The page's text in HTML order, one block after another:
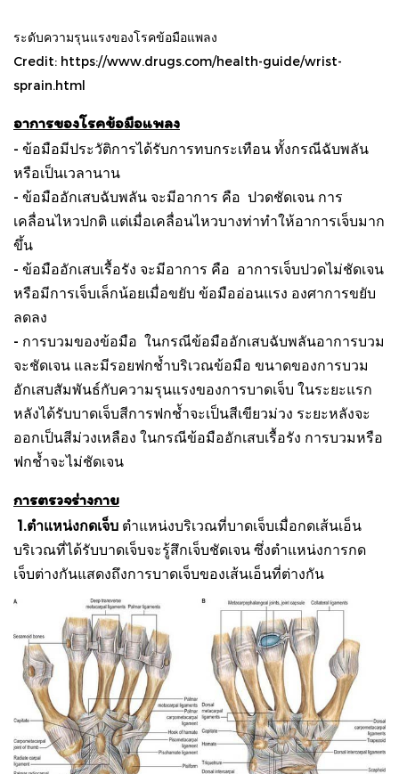
ระดับความรุนแรงของโรคข้อมือแพลง
Credit: https://www.drugs.com/health-guide/wrist-
sprain.html
อาการของโรคข้อมือแพลง
- ข้อมือมีประวัติการได้รับการทบกระเทือน ทั้งกรณีฉับพลัน
หรือเป็นเวลานาน
- ข้อมืออักเสบฉับพลัน จะมีอาการ คือ ปวดชัดเจน การ
เคลื่อนไหวปกติ แต่เมื่อเคลื่อนไหวบางท่าทำให้อาการเจ็บมาก
ขึ้น
- ข้อมืออักเสบเรื้อรัง จะมีอาการ คือ อาการเจ็บปวดไม่ชัดเจน
หรือมีการเจ็บเล็กน้อยเมื่อขยับ ข้อมืออ่อนแรง องศาการขยับ
ลดลง
- การบวมของข้อมือ ในกรณีข้อมืออักเสบฉับพลันอาการบวม
จะชัดเจน และมีรอยฟกช้ำบริเวณข้อมือ ขนาดของการบวม
อักเสบสัมพันธ์กับความรุนแรงของการบาดเจ็บ ในระยะแรก
หลังได้รับบาดเจ็บสีการฟกช้ำจะเป็นสีเขียวม่วง ระยะหลังจะ
ออกเป็นสีม่วงเหลือง ในกรณีข้อมืออักเสบเรื้อรัง การบวมหรือ
ฟกช้ำจะไม่ชัดเจน
การตรวจร่างกาย
1.ตำแหน่งกดเจ็บ ตำแหน่งบริเวณที่บาดเจ็บเมื่อกดเส้นเอ็น
บริเวณที่ได้รับบาดเจ็บจะรู้สึกเจ็บชัดเจน ซึ่งตำแหน่งการกด
เจ็บต่างกันแสดงถึงการบาดเจ็บของเส้นเอ็นที่ต่างกัน